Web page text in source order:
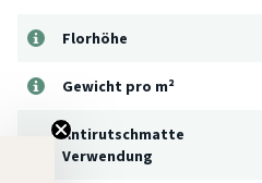
Florhöhe
Gewicht pro m²
Antirutschmatte
Verwendung